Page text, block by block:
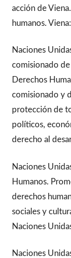
acción de
humanos.
Naciones
comisionado de
Derechos
comisionado y
protección de
políticos,
derecho al
Naciones
Humanos.
derechos
sociales y
Naciones
Naciones